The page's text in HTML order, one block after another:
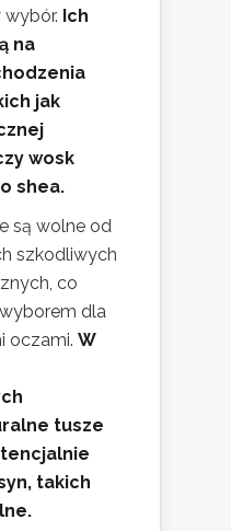
wybór. Ich
na
jak
wosk
shea.
są wolne od
szkodliwych
co
dla
oczami. W
tusze
takich